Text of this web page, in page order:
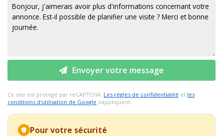
Envoyer votre message
Ce site est protégé par reCAPTCHA. Les règles de confidentialité et les
conditions d'utilisation de Google s'appliquent.
Pour votre sécurité